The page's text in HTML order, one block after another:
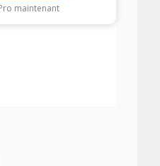
maintenant